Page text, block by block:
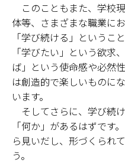
このこともまた、学校
体等、さまざまな職業に
「学び続ける」というこ
「学びたい」という欲求
ば」という使命感や必然
は創造的で楽しいものに
います。
そしてさらに、学び続
「何か」があるはずです
ら見いだし、形づくられ
う。